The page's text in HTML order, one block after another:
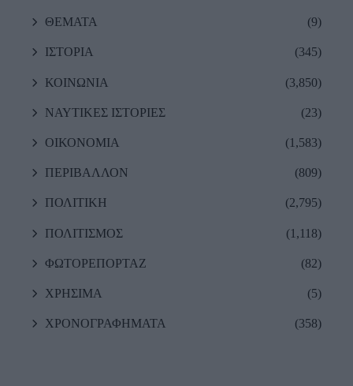
ΘΕΜΑΤΑ (9)
ΙΣΤΟΡΙΑ (345)
ΚΟΙΝΩΝΙΑ (3,850)
ΝΑΥΤΙΚΕΣ ΙΣΤΟΡΙΕΣ (23)
ΟΙΚΟΝΟΜΙΑ (1,583)
ΠΕΡΙΒΑΛΛΟΝ (809)
ΠΟΛΙΤΙΚΗ (2,795)
ΠΟΛΙΤΙΣΜΟΣ (1,118)
ΦΩΤΟΡΕΠΟΡΤΑΖ (82)
ΧΡΗΣΙΜΑ (5)
ΧΡΟΝΟΓΡΑΦΗΜΑΤΑ (358)